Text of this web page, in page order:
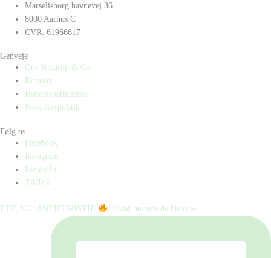
Marselisborg havnevej 36
8000 Aarhus C
CVR: 61966617
Genveje
Om Straarup & Co
Kontakt
Handelsbetingelser
Privatlivspolitik
Følg os
Facebook
Instagram
LinkedIn
TikTok
UDE NU: ANTICHRISTIE ⁠ ⁠ Hvad nu hvis de historie